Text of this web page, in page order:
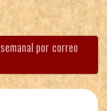
por correo